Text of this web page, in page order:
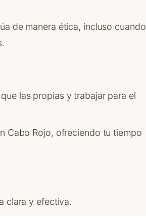
de manera ética, incluso cuando
las propias y trabajar para el
Cabo Rojo, ofreciendo tu tiempo
clara y efectiva.